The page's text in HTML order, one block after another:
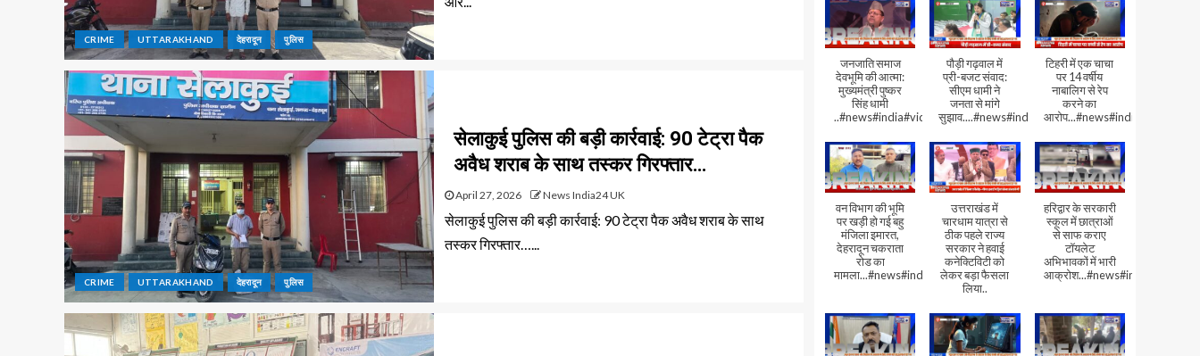
CRIME UTTARAKHAND देहरादून पुलिस
CRIME UTTARAKHAND देहरादून पुलिस
सेलाकुई पुलिस की बड़ी कार्रवाई: 90 टेट्रा पैक
अवैध शराब के साथ तस्कर गिरफ्तार…
April 27, 2026 News India24 UK
सेलाकुई पुलिस की बड़ी कार्रवाई: 90 टेट्रा पैक अवैध शराब के साथ
तस्कर गिरफ्तार…...
जनजाति समाज
देवभूमि की आत्मा:
मुख्यमंत्री पुष्कर
सिंह धामी
..#news#india#video#viral
पौड़ी गढ़वाल में
प्री-बजट संवाद:
सीएम धामी ने
जनता से मांगे
सुझाव....#news#india#video#viral
टिहरी में एक चाचा
पर 14 वर्षीय
नाबालिग से रेप
करने का
आरोप...#news#india#video
वन विभाग की भूमि
पर खड़ी हो गई बहु
मंजिला इमारत,
देहरादून चकराता
रोड का
मामला...#news#india#video
उत्तराखंड में
चारधाम यात्रा से
ठीक पहले राज्य
सरकार ने हवाई
कनेक्टिविटी को
लेकर बड़ा फैसला
लिया..
हरिद्वार के सरकारी
स्कूल में छात्राओं
से साफ कराए
टॉयलेट
अभिभावकों में भारी
आक्रोश...#news#india